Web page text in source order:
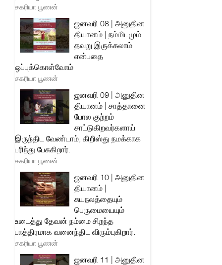
சகரியா பூணன்
ஜனவரி 08 | அனுதின
தியானம் | நம்மிடமும்
தவறு இருக்கலாம்
என்பதை
ஒப்புக்கொள்வோம்
சகரியா பூணன்
ஜனவரி 09 | அனுதின
தியானம் | சாத்தானை
போல குற்றம்
சாட்டுகிறவர்களாய்
இருந்திட வேண்டாம், கிறிஸ்து நமக்காக
பரிந்து பேசுகிறார்.
சகரியா பூணன்
ஜனவரி 10 | அனுதின
தியானம் |
சுயநலத்தையும்
பெருமையையும்
உடைத்து தேவன் நம்மை சிறந்த
பாத்திரமாக வனைந்திட விரும்புகிறார்.
சகரியா பூணன்
ஜனவரி 11 | அனுதின